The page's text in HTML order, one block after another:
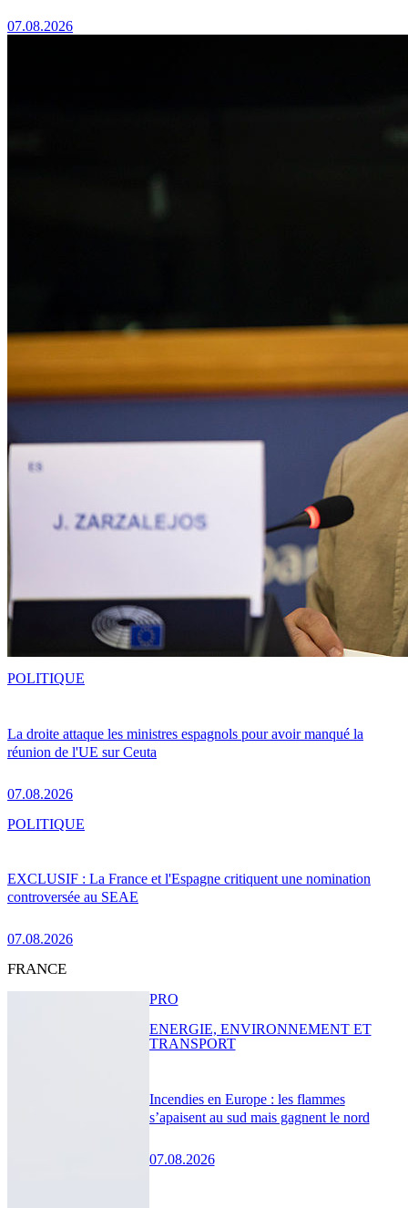
07.08.2026
La droite attaque les ministres espagnols pour avoir manqué la
réunion de l'UE sur Ceuta
07.08.2026
POLITIQUE
EXCLUSIF : La France et l'Espagne critiquent une nomination
controversée au SEAE
07.08.2026
POLITIQUE
FRANCE
Incendies en Europe : les flammes
s’apaisent au sud mais gagnent le nord
07.08.2026
PRO
ENERGIE, ENVIRONNEMENT ET
TRANSPORT